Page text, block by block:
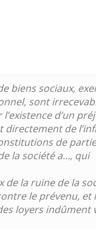
biens sociaux,
sont
d’un
de
de
la société a…, qui
la ruine de la
le prévenu, et
loyers indûment